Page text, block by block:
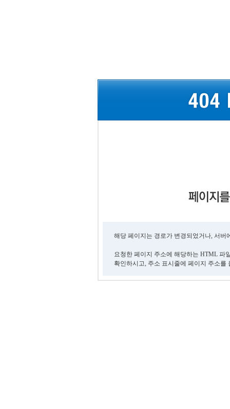
해당 페이지는 경로가 변경되었거나, 서
요청한 페이지 주소에 해당하는 HTML 파
확인하시고, 주소 표시줄에 페이지 주소